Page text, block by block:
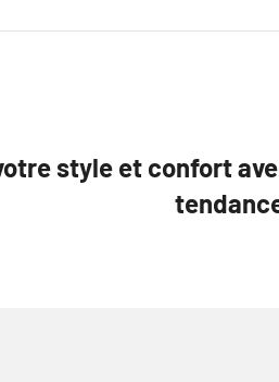
style et confort